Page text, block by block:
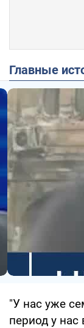
Главные
"У нас уже
период у нас